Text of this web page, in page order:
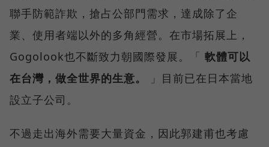
聯手防範詐欺，搶占公部門需求，達成除了企
業、使用者端以外的多角經營。在市場拓展上，
Gogolook也不斷致力朝國際發展。「 軟體可以
在台灣，做全世界的生意。
」目前已在日本當地
設立子公司。
不過走出海外需要大量資金，因此郭建甫也考慮